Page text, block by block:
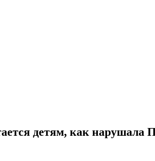
детям, как нарушала